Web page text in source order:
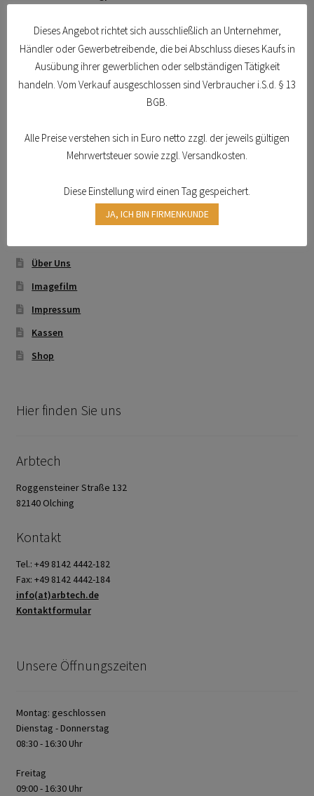
über uns
Schläuche und Armaturen
Sicherheitsschränke
Gefahrstoffarbeitsplätze
Datenschutzerklärung
Über Uns
Imagefilm
Impressum
Kassen
Shop
Hier finden Sie uns
Arbtech
Roggensteiner Straße 132
82140 Olching
Kontakt
Tel.: +49 8142 4442-182
Fax: +49 8142 4442-184
info(at)arbtech.de
Kontaktformular
Unsere Öffnungszeiten
Montag: geschlossen
Dienstag - Donnerstag
08:30 - 16:30 Uhr
Freitag
09:00 - 16:30 Uhr
Dieses Angebot richtet sich ausschließlich an Unternehmer,
Händler oder Gewerbetreibende, die bei Abschluss dieses Kaufs in
Ausübung ihrer gewerblichen oder selbständigen Tätigkeit
handeln. Vom Verkauf ausgeschlossen sind Verbraucher i.S.d. § 13
BGB.
Alle Preise verstehen sich in Euro netto zzgl. der jeweils gültigen
Mehrwertsteuer sowie zzgl. Versandkosten.
Diese Einstellung wird einen Tag gespeichert.
JA, ICH BIN FIRMENKUNDE